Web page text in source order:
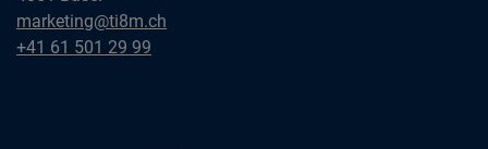
Basel
ti&m AG
marketing@ti8m.ch
Basel
+41 61 501 29 99